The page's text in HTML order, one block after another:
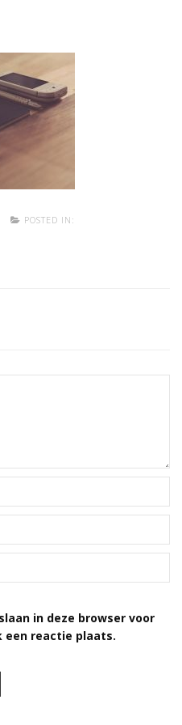
POSTED IN:
in deze browser voor
een reactie plaats.